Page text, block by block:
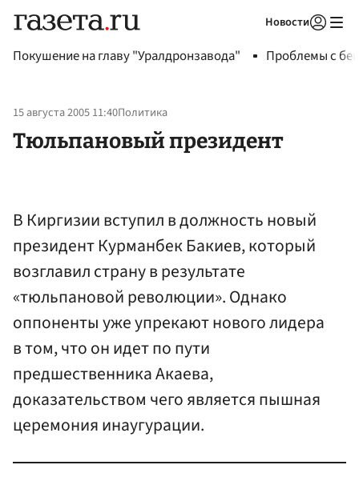
Новости
Покушение на главу "Уралдронзавода" Проблемы с
15 августа 2005 11:40Политика
Тюльпановый президент
В Киргизии вступил в должность новый
президент Курманбек Бакиев, который
возглавил страну в результате
«тюльпановой революции». Однако
оппоненты уже упрекают нового лидера
в том, что он идет по пути
предшественника Акаева,
доказательством чего является пышная
церемония инаугурации.